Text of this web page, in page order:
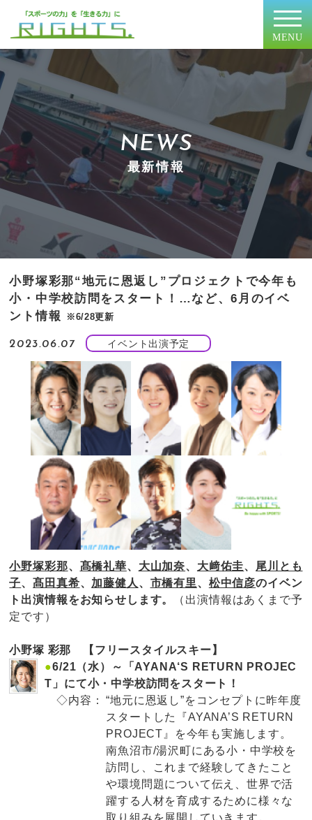
MENU
NEWS
最新情報
小野塚彩那“地元に恩返し”プロジェクトで今年も
小・中学校訪問をスタート！…など、6月のイベ
ント情報
※6/28更新
2023.06.07 イベント出演予定
小野塚彩那、 髙橋礼華、 大山加奈、 大﨑佑圭、
尾川とも
子、髙田真希、 加藤健人 、 市橋有里、 松中信彦のイベン
ト出演情報をお知らせします。
（出演情報はあくまで予
定です）
小野塚 彩那 【フリースタイルスキー】
●6/21（水）～「AYANA‘S RETURN PROJEC
T」にて小・中学校訪問をスタート！
◇内容：
“地元に恩返し”をコンセプトに昨年度
スタートした『AYANA’S RETURN
PROJECT』を今年も実施します。
南魚沼市/湯沢町にある小・中学校を
訪問し、これまで経験してきたこと
や環境問題について伝え、世界で活
躍する人材を育成するために様々な
取り組みを展開していきます。